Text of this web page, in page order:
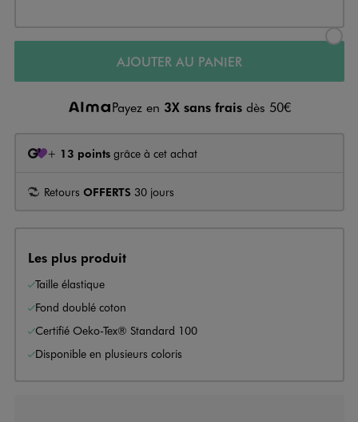
AJOUTER AU PANIER
Payez en 3X sans frais dès 50€
+ 13 points grâce à cet achat
Retours OFFERTS 30 jours
Les plus produit
Taille élastique
Fond doublé coton
Certifié Oeko-Tex® Standard 100
Disponible en plusieurs coloris